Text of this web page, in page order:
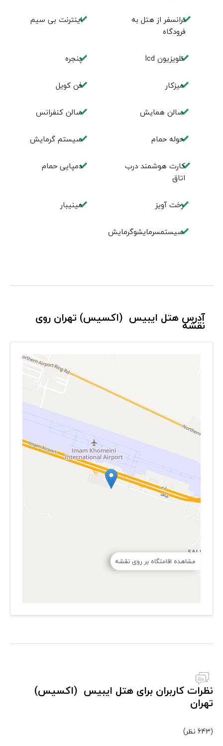
ترانسفر از هتل به
فرودگاه
اینترنت بی سیم
تلویزیون lcd پنجره
میزکار فن کویل
سالن همايش سالن كنفرانس
حوله حمام سیستم گرمایش
کارت هوشمند درب
اتاق
دمپایی حمام
رخت آویز مینیبار
سیستمسرمایشوگرمایش
آدرس هتل ایبیس (اکسیس) تهران روی
نقشه
مشاهده اقامتگاه بر روی نقشه
نظرات کاربران برای هتل ایبیس (اکسیس)
تهران
(643 نظر)